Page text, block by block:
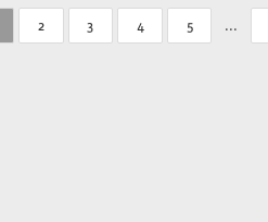
2 3 4 5 ...